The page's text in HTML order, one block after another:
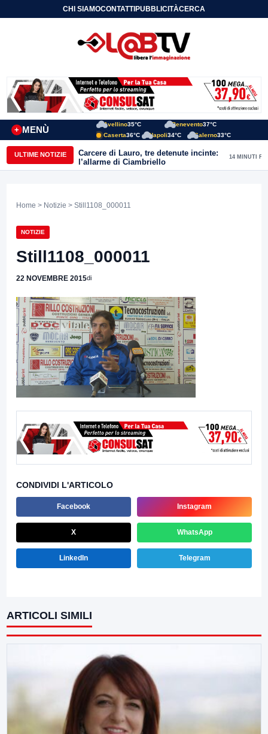
CHI SIAMOCONTATTIPUBBLICITÀCERCA
MENÙ
+
Avellino35°C Benevento37°C
Caserta36°C Napoli34°C Salerno33°C
ULTIME NOTIZIE
Carcere di Lauro, tre detenute incinte:
l’allarme di Ciambriello
14 MINUTI FA
Home > Notizie > Still1108_000011
NOTIZIE
Still1108_000011
22 NOVEMBRE 2015di
CONDIVIDI L'ARTICOLO
Facebook Instagram
X WhatsApp
LinkedIn Telegram
ARTICOLI SIMILI